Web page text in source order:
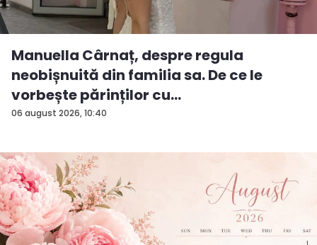
06 august 2026, 10:40
Manuella Cârnaț, despre regula
neobișnuită din familia sa. De ce le
vorbește părinților cu
„dumneavoastră...